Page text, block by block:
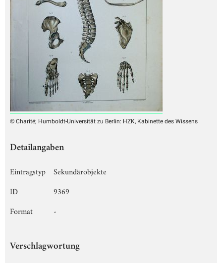
© Charité; Humboldt-Universität zu Berlin: HZK, Kabinette des Wissens
Detailangaben
Eintragstyp
Sekundärobjekte
ID
9369
Format
-
Verschlagwortung